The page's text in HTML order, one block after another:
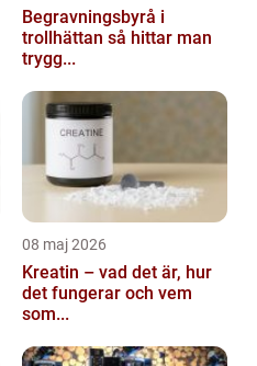
Begravningsbyrå i
trollhättan så hittar man
trygg...
08 maj 2026
Kreatin – vad det är, hur
det fungerar och vem
som...